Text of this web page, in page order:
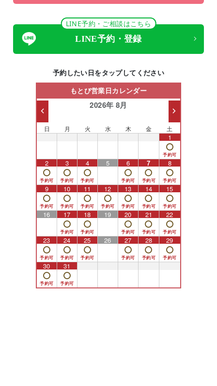
LINE予約・ご相談はこちら
LINE予約・登録
予約したい日をタップしてください
もとび営業日カレンダー
2026年 8月
日 月 火 水 木 金 土
1
2 3 4 5 6 7 8
9 10 11 12 13 14 15
16 17 18 19 20 21 22
23 24 25 26 27 28 29
30 31